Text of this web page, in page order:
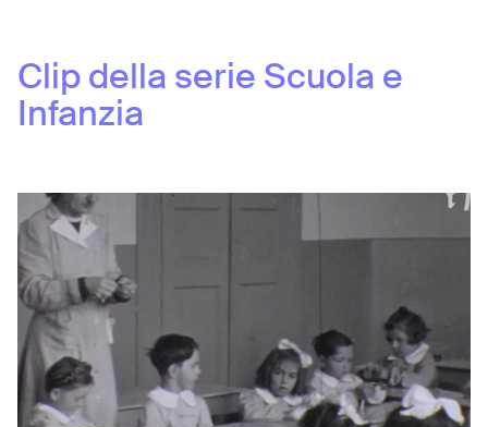
Clip della serie Scuola e
Infanzia